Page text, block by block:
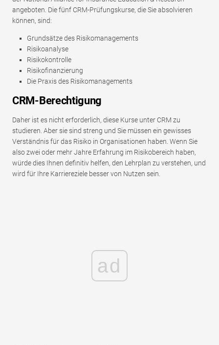
angeboten. Die fünf CRM-Prüfungskurse, die Sie absolvieren
können, sind:
Grundsätze des Risikomanagements
Risikoanalyse
Risikokontrolle
Risikofinanzierung
Die Praxis des Risikomanagements
CRM-Berechtigung
Daher ist es nicht erforderlich, diese Kurse unter CRM zu
studieren. Aber sie sind streng und Sie müssen ein gewisses
Verständnis für das Risiko in Organisationen haben. Wenn Sie
also zwei oder mehr Jahre Erfahrung im Risikobereich haben,
würde dies Ihnen definitiv helfen, den Lehrplan zu verstehen, und
wird für Ihre Karriereziele besser von Nutzen sein.
ad